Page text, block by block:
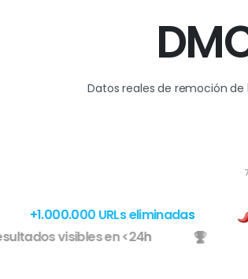
DM
Datos reales de remoción
+1.000.000 URLs eliminadas
Resultados visibles en <24h